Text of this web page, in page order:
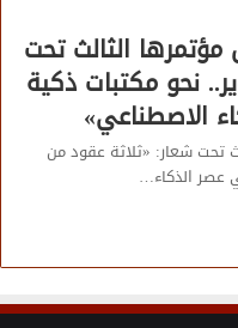
الثالث تحت
نحو مكتبات ذكية
الاصطناعي»
تحت شعار: «ثلاثة عقود من
عصر الذكاء…